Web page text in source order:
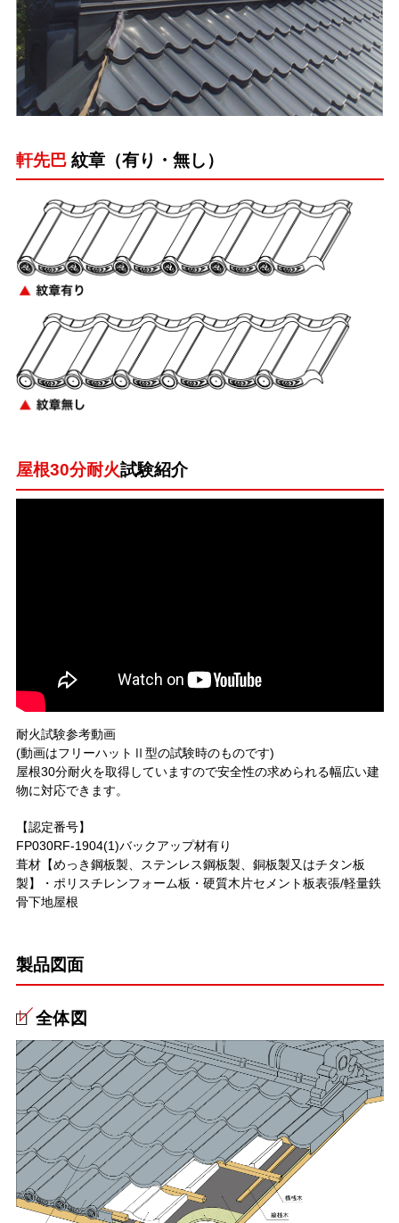
軒先巴紋章（有り・無し）
屋根30分耐火試験紹介
耐火試験参考動画
(動画はフリーハットⅡ型の試験時のものです)
屋根30分耐火を取得していますので安全性の求められる幅広い建
物に対応できます。
【認定番号】
FP030RF-1904(1)バックアップ材有り
葺材【めっき鋼板製、ステンレス鋼板製、銅板製又はチタン板
製】・ポリスチレンフォーム板・硬質木片セメント板表張/軽量鉄
骨下地屋根
製品図面
全体図